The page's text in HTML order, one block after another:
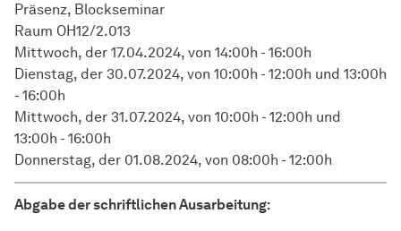
Präsenz, Blockseminar
Raum OH12/2.013
Mittwoch, der 17.04.2024, von 14:00h - 16:00h
Dienstag, der 30.07.2024, von 10:00h - 12:00h und 13:00h
- 16:00h
Mittwoch, der 31.07.2024, von 10:00h - 12:00h und
13:00h - 16:00h
Donnerstag, der 01.08.2024, von 08:00h - 12:00h
Abgabe der schriftlichen Ausarbeitung: